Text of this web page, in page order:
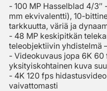
- 100 MP Hasselblad 4/
mm ekvivalentti), 10-
tarkkuutta, väriä ja
- 48 MP keskipitkän
teleobjektiivin yhdistelmä
- Videokuvaus jopa 6K 60
yksityiskohtainen kuva
- 4K 120 fps
vaivattomasti